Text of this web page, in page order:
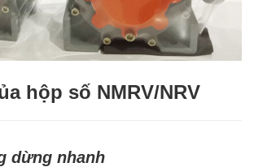
hộp số NMRV/NRV
dừng nhanh